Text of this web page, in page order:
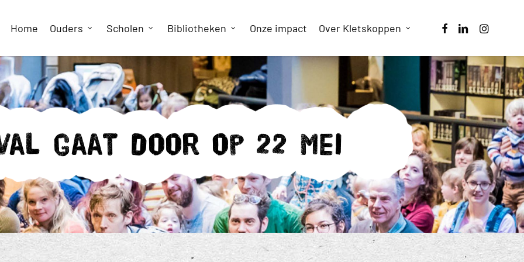
Home Ouders Scholen Bibliotheken Onze impact Over Kletskoppen facebooklinkedininstagram
gaat door op 22 mei